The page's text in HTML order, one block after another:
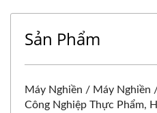
Sản Phẩm
Máy Nghiền / Máy Nghiền
Công Nghiệp Thực Phẩm,